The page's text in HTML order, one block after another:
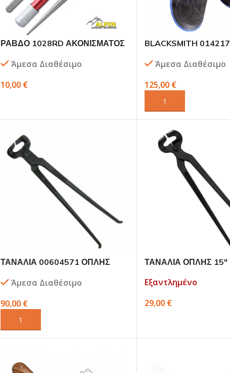
ΡΑΒΔΟ 1028RD ΑΚΟΝΙΣΜΑΤΟΣ
Άμεσα Διαθέσιμο
10,00 €
BLACKSMITH 014217
ΠΕΤΑΛΩΤΗ – ΒΚ
Άμεσα Διαθέσιμο
125,00 €
ΠΡΟΣΘΉΚΗ ΣΤΟ ΚΑΛΆΘΙ
ΤΑΝΑΛΙΑ 00604571 ΟΠΛΗΣ
Άμεσα Διαθέσιμο
90,00 €
ΠΡΟΣΘΉΚΗ ΣΤΟ ΚΑΛΆΘΙ
ΤΑΝΑΛΙΑ ΟΠΛΗΣ 15″
Εξαντλημένο
29,00 €